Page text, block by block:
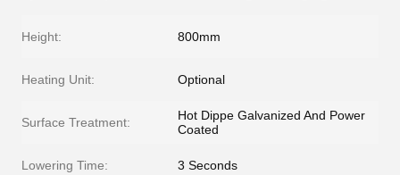
Height: 800mm
Heating Unit: Optional
Surface Treatment:
Hot Dippe Galvanized And Power
Coated
Lowering Time: 3 Seconds